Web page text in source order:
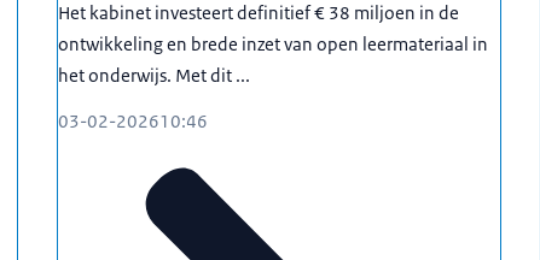
Het kabinet investeert definitief € 38 miljoen in de
ontwikkeling en brede inzet van open leermateriaal in
het onderwijs. Met dit ...
03-02-202610:46